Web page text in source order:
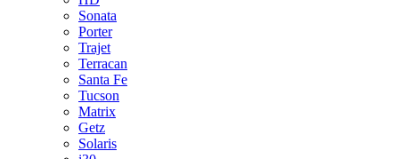
Sonata
Porter
Trajet
Terracan
Santa Fe
Tucson
Matrix
Getz
Solaris